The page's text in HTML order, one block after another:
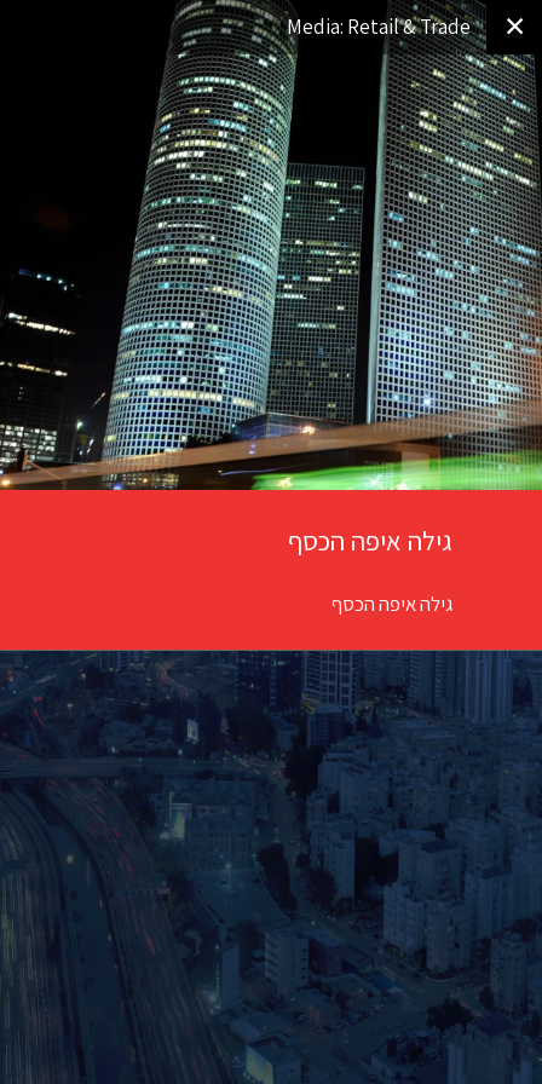
✕
Media: Retail & Trade
גילה איפה הכסף
גילה איפה הכסף